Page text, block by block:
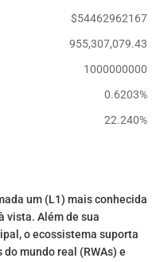
$54462962167
955,307,079.43
1000000000
0.6203%
22.240%
um (L1) mais conhecida
vista. Além de sua
o ecossistema suporta
mundo real (RWAs) e